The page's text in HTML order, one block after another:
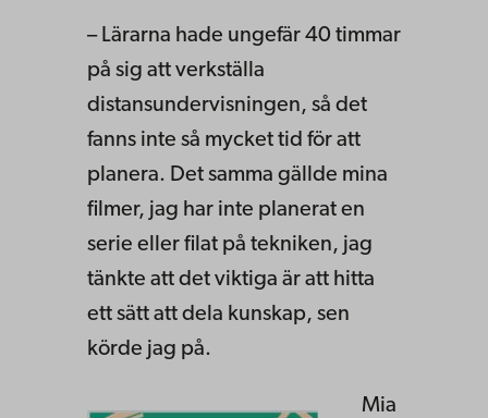
– Lärarna hade ungefär 40 timmar
på sig att verkställa
distansundervisningen, så det
fanns inte så mycket tid för att
planera. Det samma gällde mina
filmer, jag har inte planerat en
serie eller filat på tekniken, jag
tänkte att det viktiga är att hitta
ett sätt att dela kunskap, sen
körde jag på.
Mia